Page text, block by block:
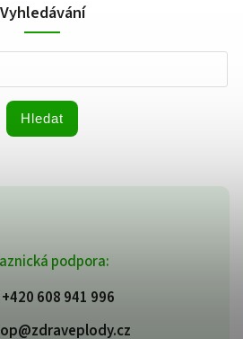
podpora:
+420 608 941 996
Vyhledávání
Hledat